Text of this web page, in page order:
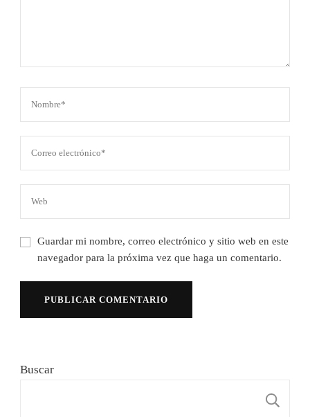
Guardar mi nombre, correo electrónico y sitio web en este
navegador para la próxima vez que haga un comentario.
Buscar